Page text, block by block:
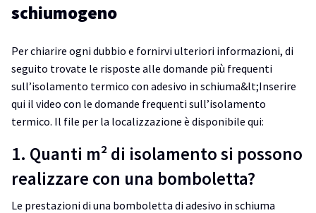
schiumogeno
Per chiarire ogni dubbio e fornirvi ulteriori informazioni, di
seguito trovate le risposte alle domande più frequenti
sull’isolamento termico con adesivo in schiuma&lt;Inserire
qui il video con le domande frequenti sull’isolamento
termico. Il file per la localizzazione è disponibile qui:
1. Quanti m² di isolamento si possono
realizzare con una bomboletta?
Le prestazioni di una bomboletta di adesivo in schiuma